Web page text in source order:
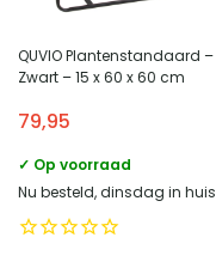
QUVIO Plantenstandaard –
Zwart – 15 x 60 x 60 cm
79,95
✓ Op voorraad
Nu besteld, dinsdag in huis